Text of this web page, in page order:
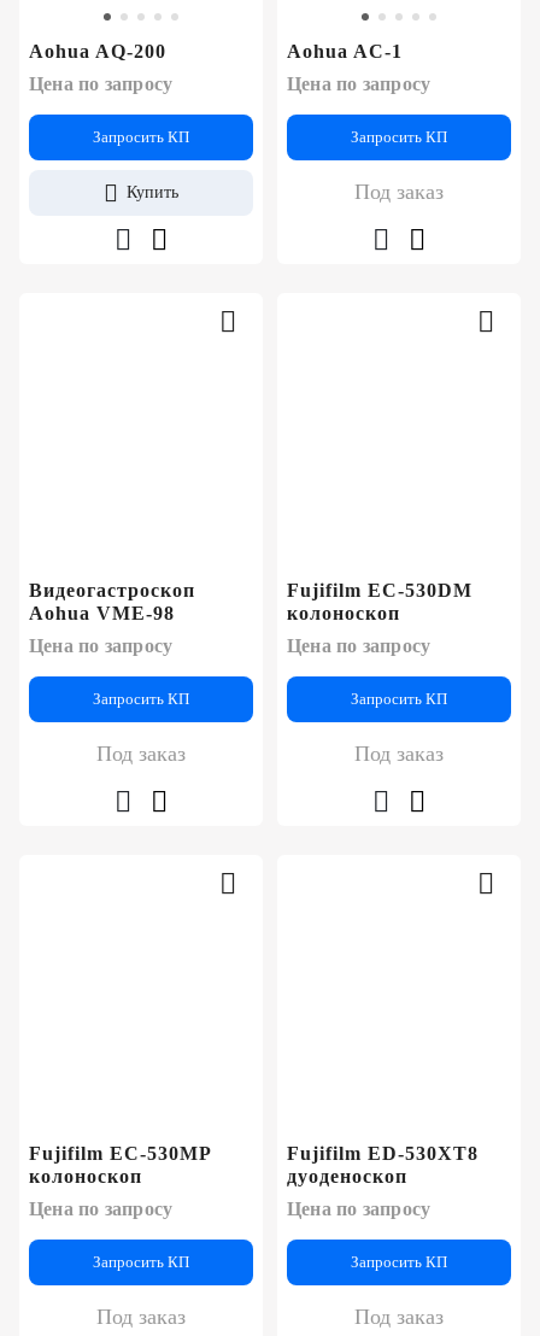
Aohua AQ-200
Цена по запросу
Запросить КП
Купить
Aohua AC-1
Цена по запросу
Запросить КП
Под заказ
Видеогастроскоп
Aohua VME-98
Цена по запросу
Запросить КП
Под заказ
Fujifilm EC-530DM
колоноскоп
Цена по запросу
Запросить КП
Под заказ
Fujifilm EC-530MP
колоноскоп
Цена по запросу
Запросить КП
Под заказ
Fujifilm ED-530XT8
дуоденоскоп
Цена по запросу
Запросить КП
Под заказ